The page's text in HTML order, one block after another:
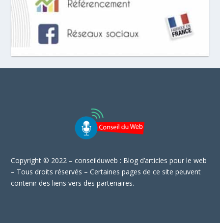
Copyright © 2022 – conseilduweb : Blog d’articles pour le web
– Tous droits réservés – Certaines pages de ce site peuvent
contenir des liens vers des partenaires.